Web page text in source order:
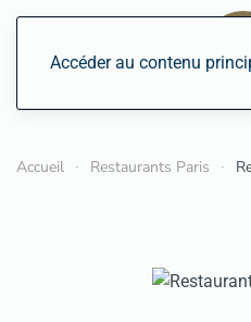
Accéder au contenu
Accueil Restaurants Paris